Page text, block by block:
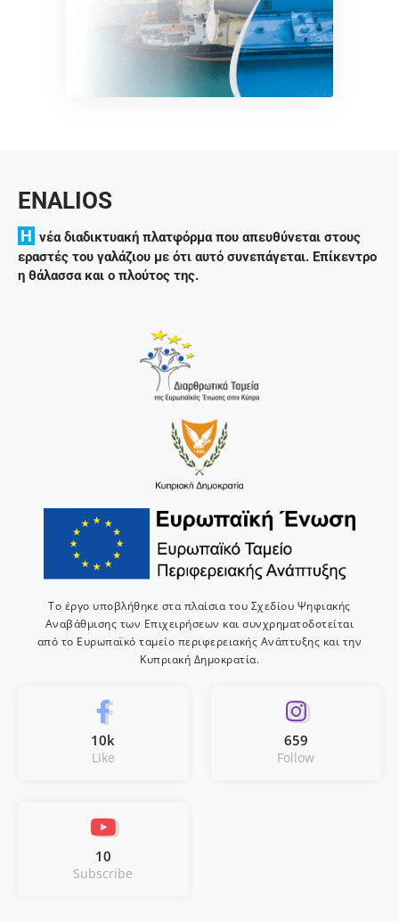
ENALIOS
H νέα διαδικτυακή πλατφόρμα που απευθύνεται στους
εραστές του γαλάζιου με ότι αυτό συνεπάγεται. Επίκεντρο
η θάλασσα και ο πλούτος της.
Το έργο υποβλήθηκε στα πλαίσια του Σχεδίου Ψηφιακής
Αναβάθμισης των Επιχειρήσεων και συνχρηματοδοτείται
από το Ευρωπαϊκό ταμείο περιφερειακής Ανάπτυξης και την
Κυπριακή Δημοκρατία.
10k
Like
659
Follow
10
Subscribe